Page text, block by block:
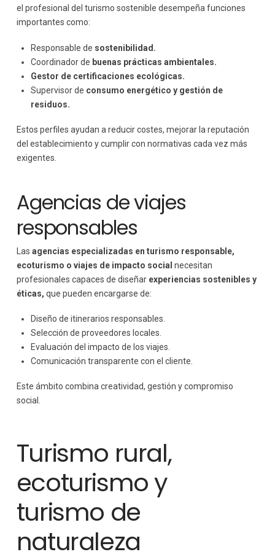
el profesional del turismo sostenible desempeña funciones
importantes como:
Responsable de sostenibilidad.
Coordinador de buenas prácticas ambientales.
Gestor de certificaciones ecológicas.
Supervisor de consumo energético y gestión de
residuos.
Estos perfiles ayudan a reducir costes, mejorar la reputación
del establecimiento y cumplir con normativas cada vez más
exigentes.
Agencias de viajes
responsables
Las agencias especializadas en turismo responsable,
ecoturismo o viajes de impacto social necesitan
profesionales capaces de diseñar experiencias sostenibles y
éticas, que pueden encargarse de:
Diseño de itinerarios responsables.
Selección de proveedores locales.
Evaluación del impacto de los viajes.
Comunicación transparente con el cliente.
Este ámbito combina creatividad, gestión y compromiso
social.
Turismo rural,
ecoturismo y
turismo de
naturaleza